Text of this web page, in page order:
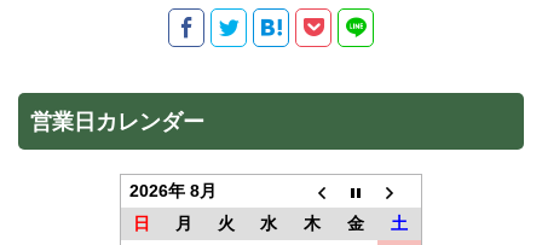
営業日カレンダー
2026年 8月
日
月 火 水 木 金
土